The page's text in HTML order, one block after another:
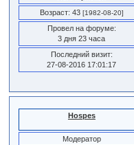
Возраст: 43 [1982-08-20]
Провел на форуме:
3 дня 23 часа
Последний визит:
27-08-2016 17:01:17
Hospes
Модератор